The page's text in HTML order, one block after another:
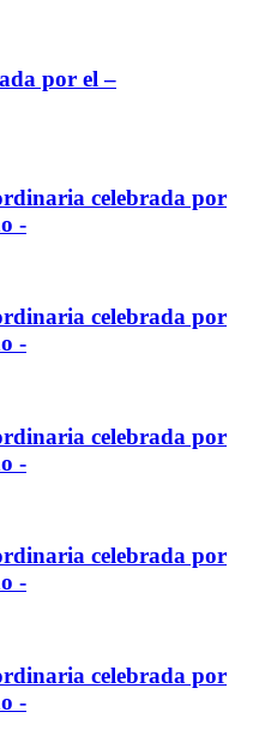
por el –
celebrada por
-
celebrada por
-
celebrada por
-
celebrada por
-
celebrada por
-